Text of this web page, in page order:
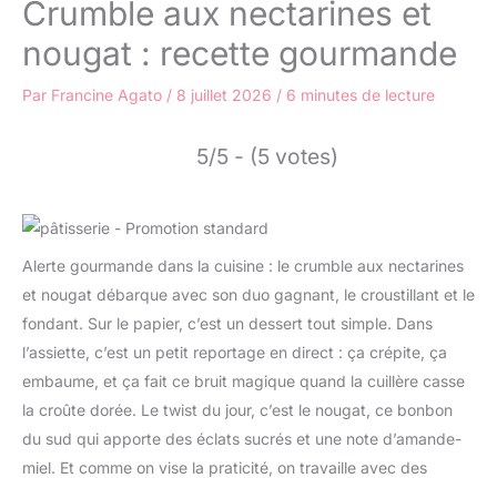
Crumble aux nectarines et
nougat : recette gourmande
Par Francine Agato / 8 juillet 2026 / 6 minutes de lecture
5/5 - (5 votes)
Alerte gourmande dans la cuisine : le crumble aux nectarines
et nougat débarque avec son duo gagnant, le croustillant et le
fondant. Sur le papier, c’est un dessert tout simple. Dans
l’assiette, c’est un petit reportage en direct : ça crépite, ça
embaume, et ça fait ce bruit magique quand la cuillère casse
la croûte dorée. Le twist du jour, c’est le nougat, ce bonbon
du sud qui apporte des éclats sucrés et une note d’amande-
miel. Et comme on vise la praticité, on travaille avec des